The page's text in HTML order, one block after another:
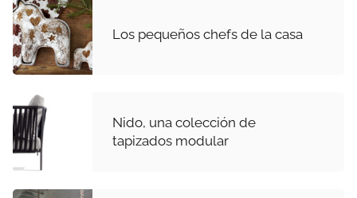
Los pequeños chefs de la casa
Nido, una colección de
tapizados modular